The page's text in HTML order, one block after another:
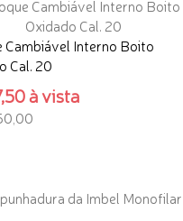
Cambiável Interno Boito
Cal. 20
à vista